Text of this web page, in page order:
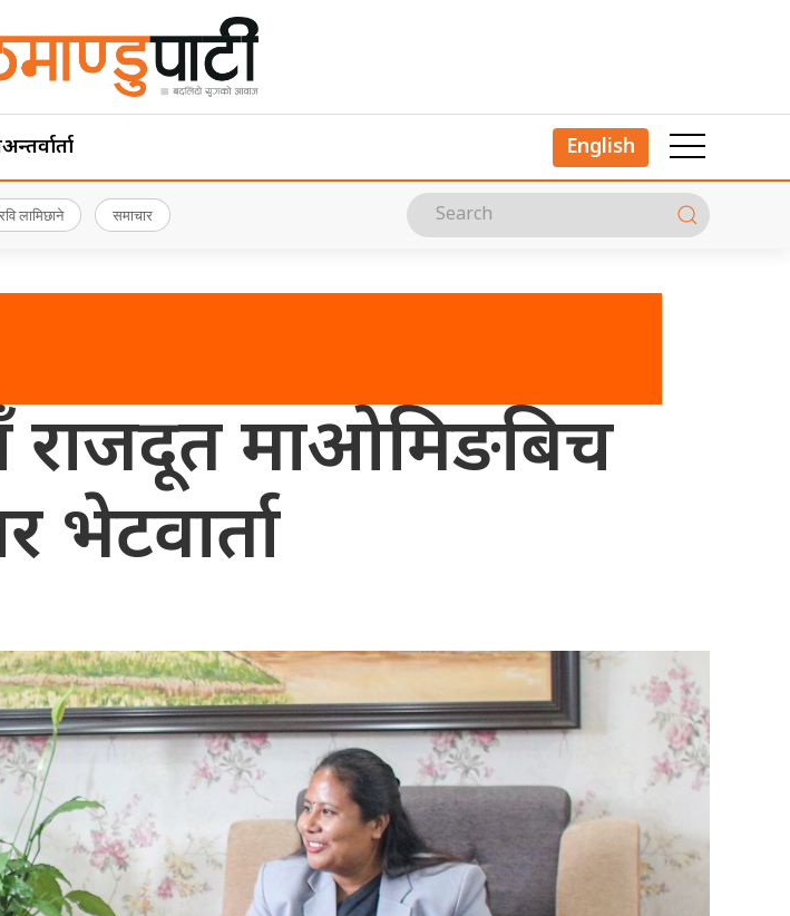
अन्तर्वार्ता English
रवि लामिछाने समाचार
राजदूत माओमिङबिच
भेटवार्ता